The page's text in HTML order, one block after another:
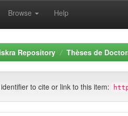
Browse Help
Repository Thèses de
to cite or link to this item: